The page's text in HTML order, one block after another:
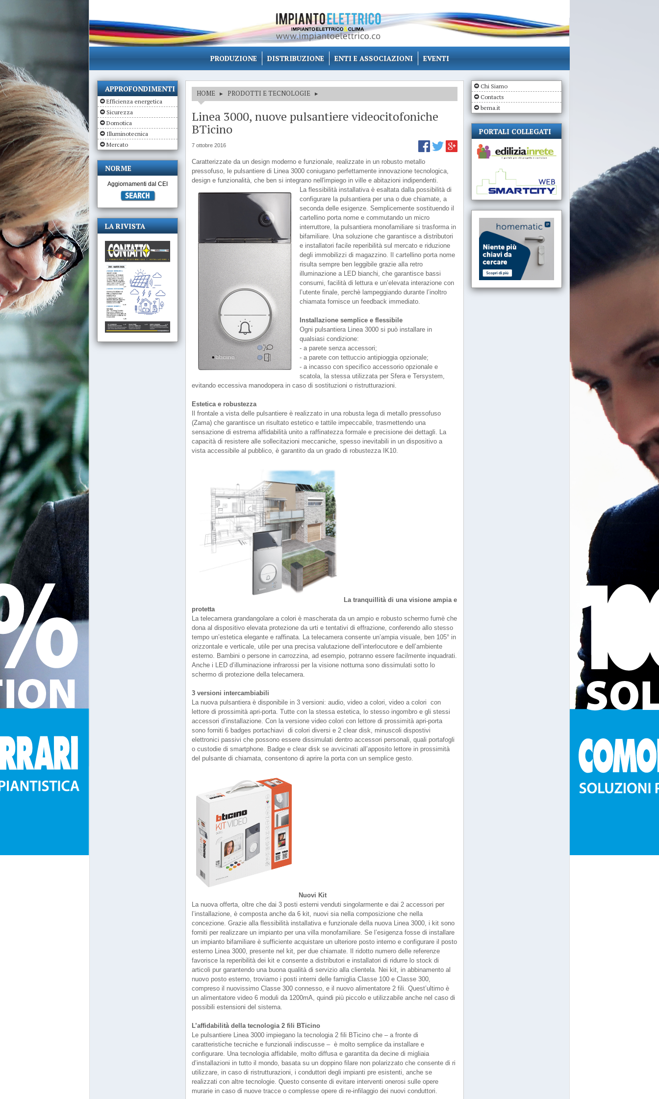
PRODUZIONE DISTRIBUZIONE ENTI E ASSOCIAZIONI EVENTI
HOME ▸ PRODOTTI E TECNOLOGIE ▸
Linea 3000, nuove pulsantiere videocitofoniche
BTicino
7 ottobre 2016
Caratterizzate da un design moderno e funzionale, realizzate in un robusto metallo
pressofuso, le pulsantiere di Linea 3000 coniugano perfettamente innovazione tecnologica,
design e funzionalità, che ben si integrano nell'impiego in ville e abitazioni indipendenti.
La flessibilità installativa è esaltata dalla possibilità di
configurare la pulsantiera per una o due chiamate, a
seconda delle esigenze. Semplicemente sostituendo il
cartellino porta nome e commutando un micro
interruttore, la pulsantiera monofamiliare si trasforma in
bifamiliare. Una soluzione che garantisce a distributori
e installatori facile reperibilità sul mercato e riduzione
degli immobilizzi di magazzino. Il cartellino porta nome
risulta sempre ben leggibile grazie alla retro
illuminazione a LED bianchi, che garantisce bassi
consumi, facilità di lettura e un’elevata interazione con
l’utente finale, perchè lampeggiando durante l’inoltro
chiamata fornisce un feedback immediato.
Installazione semplice e flessibile
Ogni pulsantiera Linea 3000 si può installare in
qualsiasi condizione:
- a parete senza accessori;
- a parete con tettuccio antipioggia opzionale;
- a incasso con specifico accessorio opzionale e
scatola, la stessa utilizzata per Sfera e Tersystem,
evitando eccessiva manodopera in caso di sostituzioni o ristrutturazioni.
Estetica e robustezza
Il frontale a vista delle pulsantiere è realizzato in una robusta lega di metallo pressofuso
(Zama) che garantisce un risultato estetico e tattile impeccabile, trasmettendo una
sensazione di estrema affidabilità unito a raffinatezza formale e precisione dei dettagli. La
capacità di resistere alle sollecitazioni meccaniche, spesso inevitabili in un dispositivo a
vista accessibile al pubblico, è garantito da un grado di robustezza IK10.
La tranquillità di una visione ampia e
protetta
La telecamera grandangolare a colori è mascherata da un ampio e robusto schermo fumè che
dona al dispositivo elevata protezione da urti e tentativi di effrazione, conferendo allo stesso
tempo un’estetica elegante e raffinata. La telecamera consente un’ampia visuale, ben 105° in
orizzontale e verticale, utile per una precisa valutazione dell’interlocutore e dell’ambiente
esterno. Bambini o persone in carrozzina, ad esempio, potranno essere facilmente inquadrati.
Anche i LED d’illuminazione infrarossi per la visione notturna sono dissimulati sotto lo
schermo di protezione della telecamera.
3 versioni intercambiabili
La nuova pulsantiera è disponibile in 3 versioni: audio, video a colori, video a colori con
lettore di prossimità apri-porta. Tutte con la stessa estetica, lo stesso ingombro e gli stessi
accessori d’installazione. Con la versione video colori con lettore di prossimità apri-porta
sono forniti 6 badges portachiavi di colori diversi e 2 clear disk, minuscoli dispostivi
elettronici passivi che possono essere dissimulati dentro accessori personali, quali portafogli
o custodie di smartphone. Badge e clear disk se avvicinati all’apposito lettore in prossimità
del pulsante di chiamata, consentono di aprire la porta con un semplice gesto.
Nuovi Kit
La nuova offerta, oltre che dai 3 posti esterni venduti singolarmente e dai 2 accessori per
l’installazione, è composta anche da 6 kit, nuovi sia nella composizione che nella
concezione. Grazie alla flessibilità installativa e funzionale della nuova Linea 3000, i kit sono
forniti per realizzare un impianto per una villa monofamiliare. Se l’esigenza fosse di installare
un impianto bifamiliare è sufficiente acquistare un ulteriore posto interno e configurare il posto
esterno Linea 3000, presente nel kit, per due chiamate. Il ridotto numero delle referenze
favorisce la reperibilità dei kit e consente a distributori e installatori di ridurre lo stock di
articoli pur garantendo una buona qualità di servizio alla clientela. Nei kit, in abbinamento al
nuovo posto esterno, troviamo i posti interni delle famiglia Classe 100 e Classe 300,
compreso il nuovissimo Classe 300 connesso, e il nuovo alimentatore 2 fili. Quest’ultimo è
un alimentatore video 6 moduli da 1200mA, quindi più piccolo e utilizzabile anche nel caso di
possibili estensioni del sistema.
L’affidabilità della tecnologia 2 fili BTicino
Le pulsantiere Linea 3000 impiegano la tecnologia 2 fili BTicino che – a fronte di
caratteristiche tecniche e funzionali indiscusse – è molto semplice da installare e
configurare. Una tecnologia affidabile, molto diffusa e garantita da decine di migliaia
d’installazioni in tutto il mondo, basata su un doppino filare non polarizzato che consente di ri
utilizzare, in caso di ristrutturazioni, i conduttori degli impianti pre esistenti, anche se
realizzati con altre tecnologie. Questo consente di evitare interventi onerosi sulle opere
murarie in caso di nuove tracce o complesse opere di re-infilaggio dei nuovi conduttori.
APPROFONDIMENTI
Efficienza energetica
Sicurezza
Domotica
Illuminotecnica
Mercato
NORME
Aggiornamenti dal CEI
LA RIVISTA
Chi Siamo
Contacts
bema.it
PORTALI COLLEGATI